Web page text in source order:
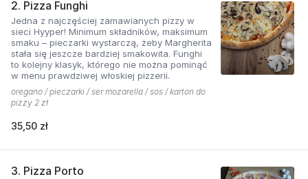
2. Pizza Funghi
Jedna z najczęściej zamawianych pizzy w
sieci Hyyper! Minimum składników, maksimum
smaku – pieczarki wystarczą, żeby Margherita
stała się jeszcze bardziej smakowita. Funghi
to kolejny klasyk, którego nie można pominąć
w menu prawdziwej włoskiej pizzerii.
oregano / pieczarki / ser mozarella / sos / karton do
pizzy 2 zł
35,50 zł
3. Pizza Porto